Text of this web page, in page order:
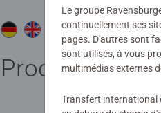
Produits
Le groupe
continuellement ses
pages. D'autres sont
sont utilisés, à vous
multimédias externes
Transfert international